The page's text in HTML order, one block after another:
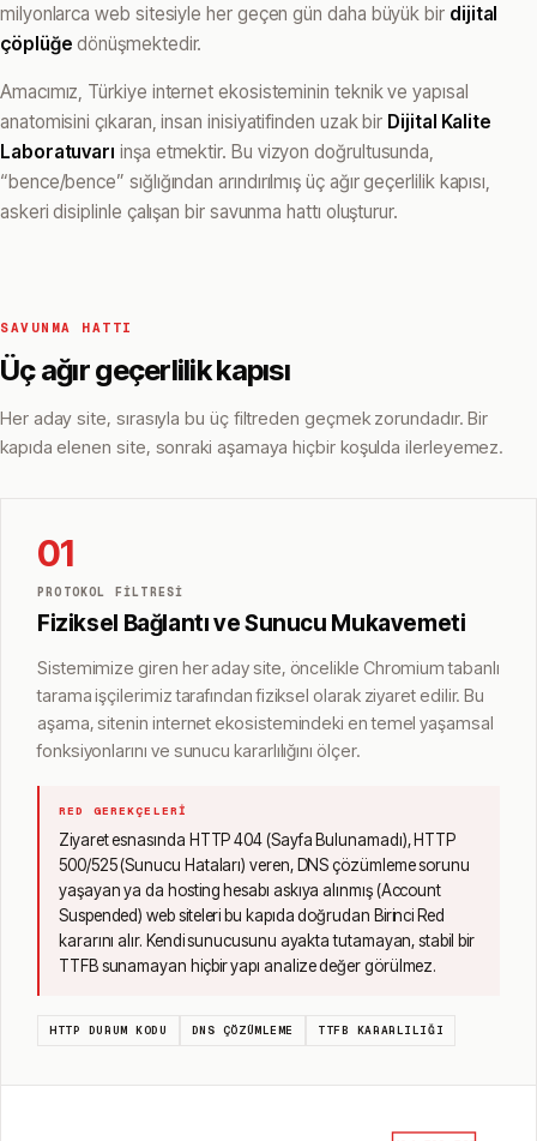
milyonlarca web sitesiyle her geçen gün daha büyük bir dijital
çöplüğe dönüşmektedir.
Amacımız, Türkiye internet ekosisteminin teknik ve yapısal
anatomisini çıkaran, insan inisiyatifinden uzak bir Dijital Kalite
Laboratuvarı inşa etmektir. Bu vizyon doğrultusunda,
“bence/bence” sığlığından arındırılmış üç ağır geçerlilik kapısı,
askeri disiplinle çalışan bir savunma hattı oluşturur.
SAVUNMA HATTI
Üç ağır geçerlilik kapısı
Her aday site, sırasıyla bu üç filtreden geçmek zorundadır. Bir
kapıda elenen site, sonraki aşamaya hiçbir koşulda ilerleyemez.
01
PROTOKOL FILTRESI
Fiziksel Bağlantı ve Sunucu Mukavemeti
Sistemimize giren her aday site, öncelikle Chromium tabanlı
tarama işçilerimiz tarafından fiziksel olarak ziyaret edilir. Bu
aşama, sitenin internet ekosistemindeki en temel yaşamsal
fonksiyonlarını ve sunucu kararlılığını ölçer.
RED GEREKÇELERI
Ziyaret esnasında HTTP 404 (Sayfa Bulunamadı), HTTP
500/525 (Sunucu Hataları) veren, DNS çözümleme sorunu
yaşayan ya da hosting hesabı askıya alınmış (Account
Suspended) web siteleri bu kapıda doğrudan Birinci Red
kararını alır. Kendi sunucusunu ayakta tutamayan, stabil bir
TTFB sunamayan hiçbir yapı analize değer görülmez.
HTTP DURUM KODU DNS ÇÖZÜMLEME TTFB KARARLILIĞI